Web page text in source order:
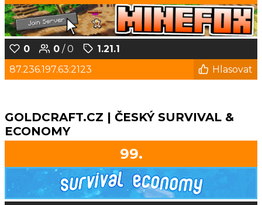
0 0 / 0
1.21.1
87.236.197.63:2123
Hlasovat
GOLDCRAFT.CZ | ČESKÝ SURVIVAL &
ECONOMY
99.